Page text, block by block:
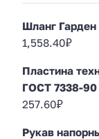
Шланг
1,558.40₽
Пластина
ГОСТ 7338-90
257.60₽
Рукав